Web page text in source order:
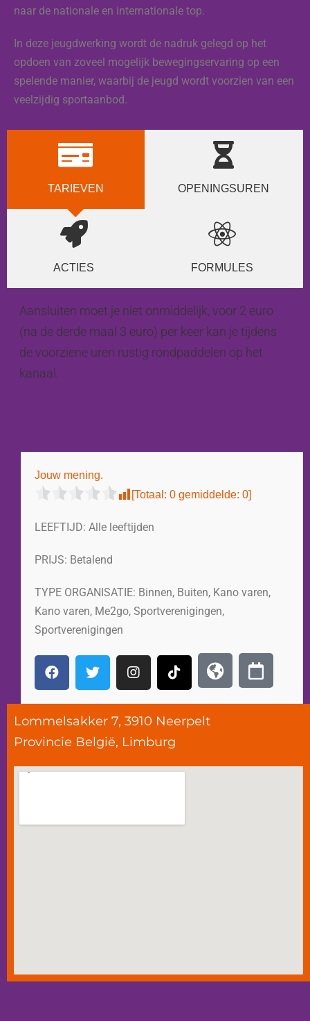
naar de nationale en internationale top.
In deze jeugdwerking wordt de nadruk gelegd op het
opdoen van zoveel mogelijk bewegingservaring op een
spelende manier, waarbij de jeugd wordt voorzien van een
veelzijdig sportaanbod.
TARIEVEN OPENINGSUREN
ACTIES FORMULES
Aansluiten moet je niet onmiddelijk, voor 2 euro
(na de derde maal 3 euro) per keer kan je tijdens
de voorziene uren rustig rondpaddelen op het
kanaal.
Jouw mening.
[Totaal: 0 gemiddelde: 0]
LEEFTIJD: Alle leeftijden
PRIJS: Betalend
TYPE ORGANISATIE: Binnen, Buiten, Kano varen,
Kano varen, Me2go, Sportverenigingen,
Sportverenigingen
Lommelsakker 7, 3910 Neerpelt
Provincie België, Limburg